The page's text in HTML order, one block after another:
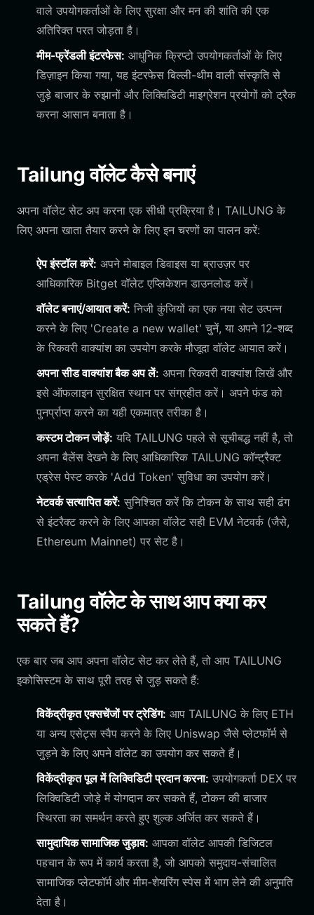
वाले उपयोगकर्ताओं के लिए सुरक्षा और मन की शांति की एक
अतिरिक्त परत जोड़ता है।
मीम-फ्रेंडली इंटरफेस: आधुनिक क्रिप्टो उपयोगकर्ताओं के लिए
डिज़ाइन किया गया, यह इंटरफेस बिल्ली-थीम वाली संस्कृति से
जुड़े बाजार के रुझानों और लिक्विडिटी माइग्रेशन प्रयोगों को ट्रैक
करना आसान बनाता है।
Tailung वॉलेट कैसे बनाएं
अपना वॉलेट सेट अप करना एक सीधी प्रक्रिया है। TAILUNG के
लिए अपना खाता तैयार करने के लिए इन चरणों का पालन करें:
ऐप इंस्टॉल करें: अपने मोबाइल डिवाइस या ब्राउज़र पर
आधिकारिक Bitget वॉलेट एप्लिकेशन डाउनलोड करें।
वॉलेट बनाएं/आयात करें: निजी कुंजियों का एक नया सेट उत्पन्न
करने के लिए 'Create a new wallet' चुनें, या अपने 12-शब्द
के रिकवरी वाक्यांश का उपयोग करके मौजूदा वॉलेट आयात करें।
अपना सीड वाक्यांश बैक अप लें: अपना रिकवरी वाक्यांश लिखें और
इसे ऑफलाइन सुरक्षित स्थान पर संग्रहीत करें। अपने फंड को
पुनर्प्राप्त करने का यही एकमात्र तरीका है।
कस्टम टोकन जोड़ें: यदि TAILUNG पहले से सूचीबद्ध नहीं है, तो
अपना बैलेंस देखने के लिए आधिकारिक TAILUNG कॉन्ट्रैक्ट
एड्रेस पेस्ट करके 'Add Token' सुविधा का उपयोग करें।
नेटवर्क सत्यापित करें: सुनिश्चित करें कि टोकन के साथ सही ढंग
से इंटरैक्ट करने के लिए आपका वॉलेट सही EVM नेटवर्क (जैसे,
Ethereum Mainnet) पर सेट है।
Tailung वॉलेट के साथ आप क्या कर
सकते हैं?
एक बार जब आप अपना वॉलेट सेट कर लेते हैं, तो आप TAILUNG
इकोसिस्टम के साथ पूरी तरह से जुड़ सकते हैं:
विकेंद्रीकृत एक्सचेंजों पर ट्रेडिंग: आप TAILUNG के लिए ETH
या अन्य एसेट्स स्वैप करने के लिए Uniswap जैसे प्लेटफॉर्म से
जुड़ने के लिए अपने वॉलेट का उपयोग कर सकते हैं।
विकेंद्रीकृत पूल में लिक्विडिटी प्रदान करना: उपयोगकर्ता DEX पर
लिक्विडिटी जोड़े में योगदान कर सकते हैं, टोकन की बाजार
स्थिरता का समर्थन करते हुए शुल्क अर्जित कर सकते हैं।
सामुदायिक सामाजिक जुड़ाव: आपका वॉलेट आपकी डिजिटल
पहचान के रूप में कार्य करता है, जो आपको समुदाय-संचालित
सामाजिक प्लेटफॉर्म और मीम-शेयरिंग स्पेस में भाग लेने की अनुमति
देता है।